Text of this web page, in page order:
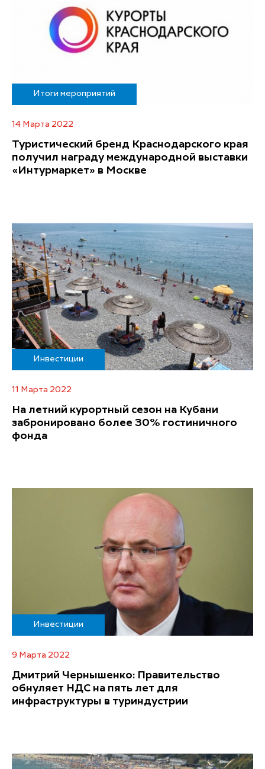
Итоги мероприятий
14 Марта 2022
Туристический бренд Краснодарского края
получил награду международной выставки
«Интурмаркет» в Москве
Инвестиции
11 Марта 2022
На летний курортный сезон на Кубани
забронировано более 30% гостиничного
фонда
Инвестиции
9 Марта 2022
Дмитрий Чернышенко: Правительство
обнуляет НДС на пять лет для
инфраструктуры в туриндустрии